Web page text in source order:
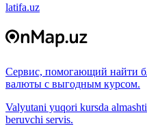
latifa.uz
Сервис, помогающий найти
валюты с выгодным курсом.
Valyutani yuqori kursda
beruvchi servis.